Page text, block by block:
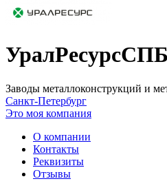
УралРесурсСПБ
Заводы металлоконструкций и
Санкт-Петербург
Это моя компания
О компании
Контакты
Реквизиты
Отзывы